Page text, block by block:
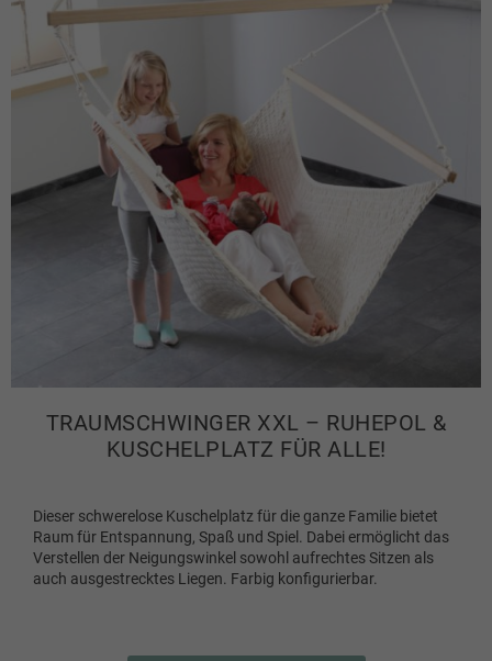
TRAUMSCHWINGER XXL – RUHEPOL &
KUSCHELPLATZ FÜR ALLE!
Dieser schwerelose Kuschelplatz für die ganze Familie bietet
Raum für Entspannung, Spaß und Spiel. Dabei ermöglicht das
Verstellen der Neigungswinkel sowohl aufrechtes Sitzen als
auch ausgestrecktes Liegen. Farbig konfigurierbar.